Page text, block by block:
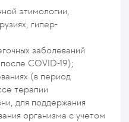
этимологии,
гипер-
заболеваний
COVID-19);
(в период
терапии
для поддержания
организма с учетом